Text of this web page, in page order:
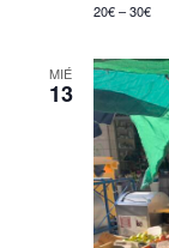
20€ – 30€
MIÉ
13